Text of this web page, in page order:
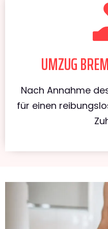
UMZUG
Nach Annahme
für einen